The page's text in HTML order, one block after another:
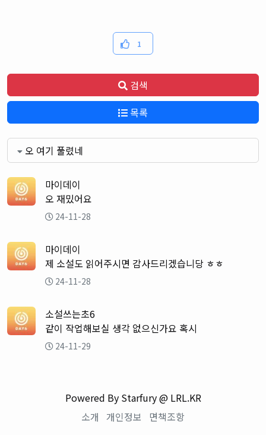
1
검색
목록
오 여기 풀렸네
마이데이
오 재밌어요
24-11-28
마이데이
제 소설도 읽어주시면 감사드리겠습니당 ㅎㅎ
24-11-28
소설쓰는초6
같이 작업해보실 생각 없으신가요 혹시
24-11-29
Powered By Starfury @ LRL.KR
소개 개인정보 면책조항